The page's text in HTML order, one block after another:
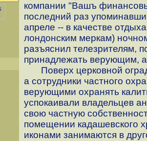
компании "Вашъ
последний раз
апреле -- в качестве
лондонским меркам)
разъяснил телезрителям,
принадлежать верующим,
Поверх церковной
а сотрудники частного
верующими охранять
успокаивали владельцев
свою частную
помещении кадашевского
иконами занимаются в